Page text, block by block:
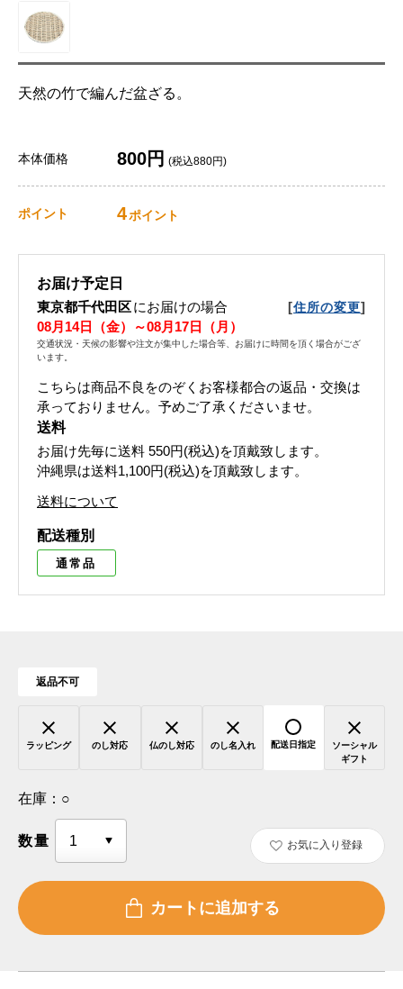
天然の竹で編んだ盆ざる。
本体価格 800円 (税込880円)
ポイント 4ポイント
お届け予定日
東京都千代田区にお届けの場合 [住所の変更]
08月14日（金）～08月17日（月）
交通状況・天候の影響や注文が集中した場合等、お届けに時間を頂く場合がござ
います。
こちらは商品不良をのぞくお客様都合の返品・交換は
承っておりません。予めご了承くださいませ。
送料
お届け先毎に送料 550円(税込)を頂戴致します。
沖縄県は送料1,100円(税込)を頂戴致します。
送料について
配送種別
通常品
返品不可
ラッピング のし対応 仏のし対応 のし名入れ 配送日指定
ソーシャル
ギフト
在庫： ○
数量 お気に入り登録